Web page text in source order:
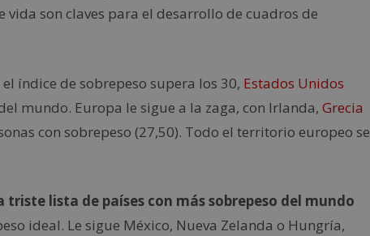
vida son claves para el desarrollo de cuadros de
índice de sobrepeso supera los 30, Estados Unidos
mundo. Europa le sigue a la zaga, con Irlanda, Grecia
con sobrepeso (27,50). Todo el territorio europeo se
triste lista de países con más sobrepeso del mundo
ideal. Le sigue México, Nueva Zelanda o Hungría,